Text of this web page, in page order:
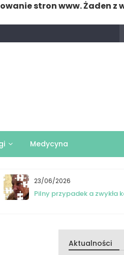
stron www. Żaden z
Medycyna
23/06/2026
Pilny przypadek a zwykła
Aktualności